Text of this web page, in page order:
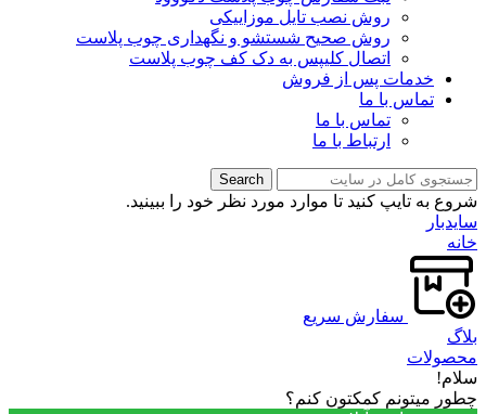
روش نصب تایل موزاییکی
روش صحیح شستشو و نگهداری چوب پلاست
اتصال کلیپس به دک کف چوب پلاست
خدمات پس از فروش
تماس با ما
تماس با ما
ارتباط با ما
Search
شروع به تایپ کنید تا موارد مورد نظر خود را ببینید.
سایدبار
خانه
سفارش سریع
بلاگ
محصولات
سلام!
چطور میتونم کمکتون کنم؟